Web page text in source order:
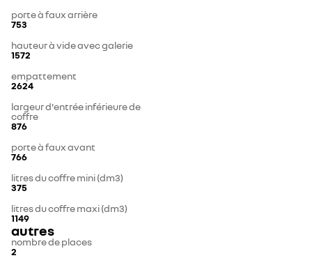
porte à faux arrière
753
hauteur à vide avec galerie
1572
empattement
2624
largeur d'entrée inférieure de
coffre
876
porte à faux avant
766
litres du coffre mini (dm3)
375
litres du coffre maxi (dm3)
1149
autres
nombre de places
2